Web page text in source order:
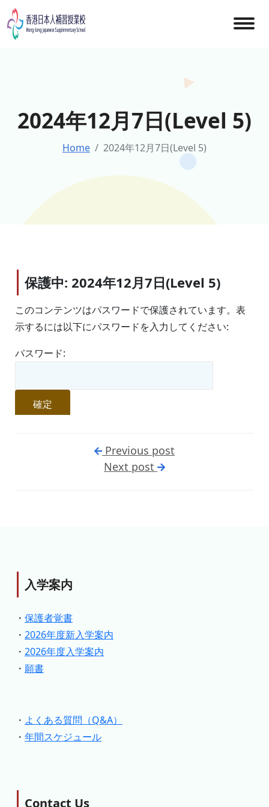
Skip
to
content
2024年12月7日(Level 5)
Home 2024年12月7日(Level 5)
保護中: 2024年12月7日(Level 5)
このコンテンツはパスワードで保護されています。表
示するには以下にパスワードを入力してください:
パスワード:
Previous post
Next post
入学案内
・ 保護者覚書
・ 2026年度新入学案内
・ 2026年度入学案内
・ 願書
・ よくある質問（Q&A）
・ 年間スケジュール
Contact Us